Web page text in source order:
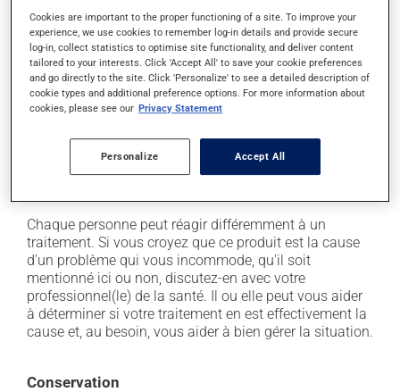
il peut faire apparaître des boutons et de la rougeur
sur la peau;
il peut causer des étourdissements - levez-vous
lentement et soyez prudent avant de prendre le
volant;
il peut provoquer une baisse du goût;
il peut causer des nausées et des vomissements;
Chaque personne peut réagir différemment à un
traitement. Si vous croyez que ce produit est la cause
d'un problème qui vous incommode, qu'il soit
mentionné ici ou non, discutez-en avec votre
professionnel(le) de la santé. Il ou elle peut vous aider
à déterminer si votre traitement en est effectivement la
cause et, au besoin, vous aider à bien gérer la situation.
Conservation
Cookies are important to the proper functioning of a site. To improve your
experience, we use cookies to remember log-in details and provide secure
log-in, collect statistics to optimise site functionality, and deliver content
tailored to your interests. Click 'Accept All' to save your cookie preferences
and go directly to the site. Click 'Personalize' to see a detailed description of
cookie types and additional preference options. For more information about
cookies, please see our Privacy Statement
Personalize Accept All